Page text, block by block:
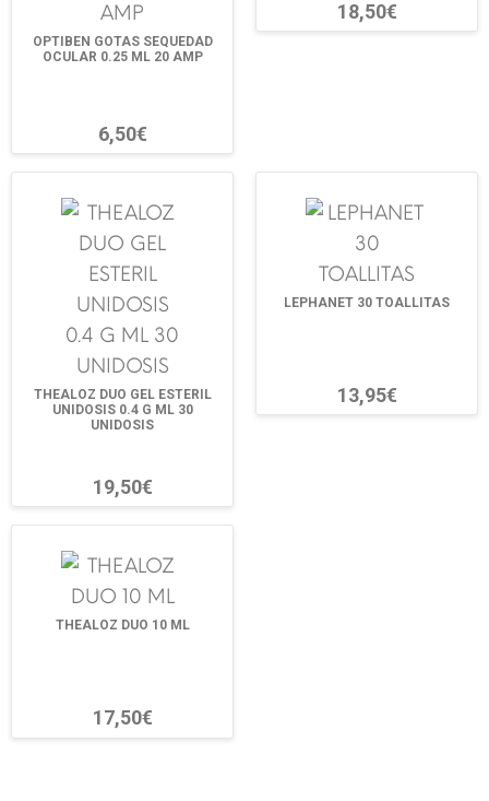
OPTIBEN GOTAS SEQUEDAD
OCULAR 0.25 ML 20 AMP
6,50€
18,50€
THEALOZ DUO GEL ESTERIL
UNIDOSIS 0.4 G ML 30
UNIDOSIS
19,50€
LEPHANET 30 TOALLITAS
13,95€
THEALOZ DUO 10 ML
17,50€